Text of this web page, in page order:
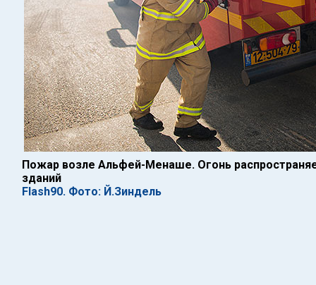
Пожар возле Альфей-Менаше. Огонь
зданий
Flash90. Фото: Й.Зиндель